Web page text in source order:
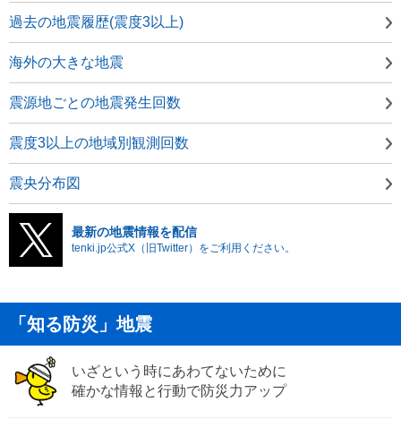
過去の地震履歴(震度3以上)
海外の大きな地震
震源地ごとの地震発生回数
震度3以上の地域別観測回数
震央分布図
最新の地震情報を配信
tenki.jp公式X（旧Twitter）をご利用ください。
「知る防災」地震
いざという時にあわてないために
確かな情報と行動で防災力アップ